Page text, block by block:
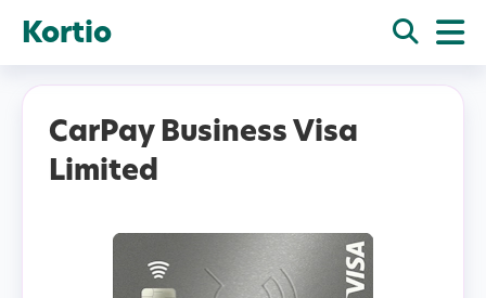
Kortio
CarPay Business Visa
Limited